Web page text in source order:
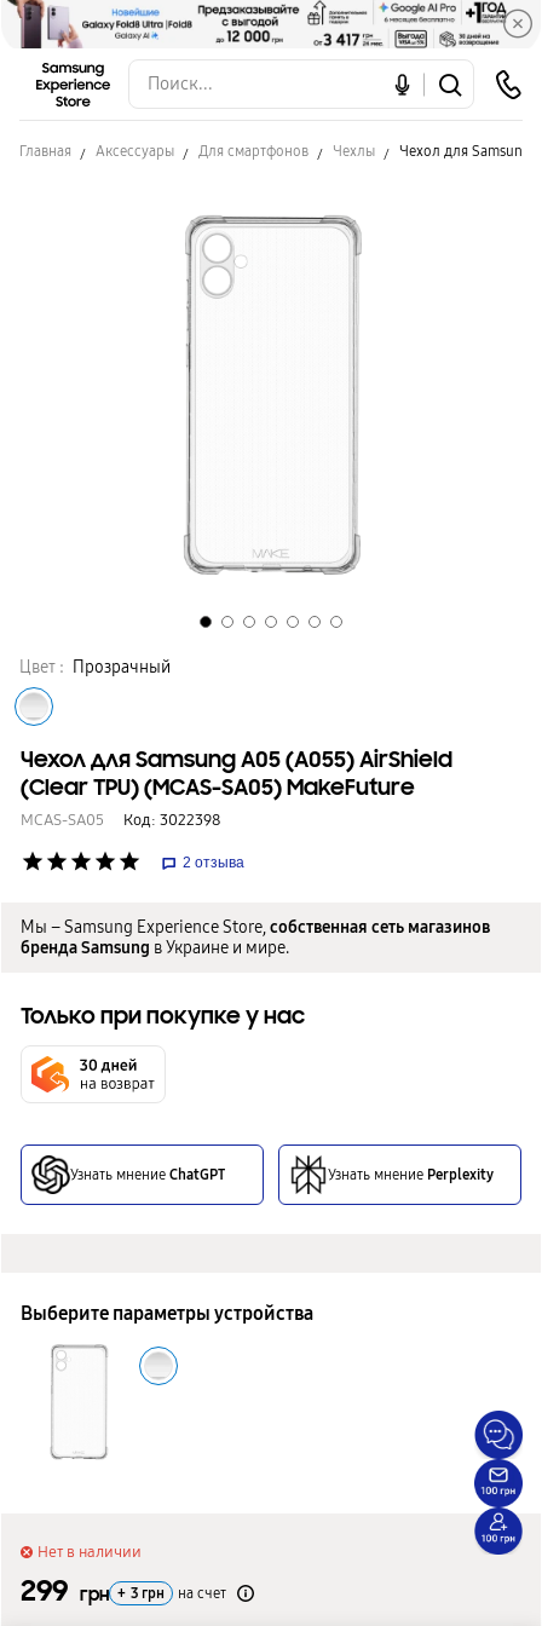
Главная Аксессуары Для смартфонов Чехлы Чехол для Samsung
Цвет : Прозрачный
Чехол для Samsung A05 (A055) AirShield
(Clear TPU) (MCAS-SA05) MakeFuture
MCAS-SA05 Код: 3022398
star star star star star 2 отзыва
Мы – Samsung Experience Store,собственная сеть магазинов
бренда Samsung в Украине и мире.
Только при покупке у нас
Узнать мнение ChatGPT Узнать мнение Perplexity
Выберите параметры устройства
Нет в наличии
299 грн + 3 грн на счет